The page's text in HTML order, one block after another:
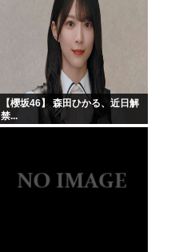
【櫻坂46】 森田ひかる、近日解
禁...